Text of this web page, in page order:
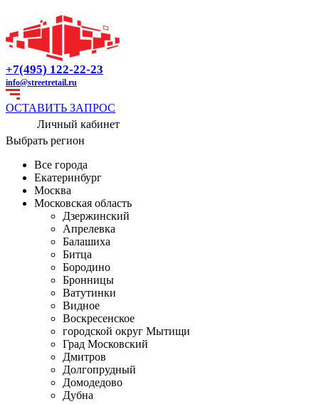
+7(495) 122-22-23
info@streetretail.ru
ОСТАВИТЬ ЗАПРОС
Личный кабинет
Выбрать регион
Все города
Екатеринбург
Москва
Московская область
Дзержинский
Апрелевка
Балашиха
Битца
Бородино
Бронницы
Ватутинки
Видное
Воскресенское
городской округ Мытищи
Град Московский
Дмитров
Долгопрудный
Домодедово
Дубна